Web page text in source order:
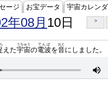
ージ お宝データ 宇宙カレン
年08月 10日 >
えた宇宙
うちゅう
の電波
でんぱ
を音
おと
にしました。